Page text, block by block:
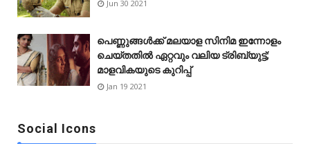
Jun 30 2021
പെണ്ണുങ്ങള്‍ക്ക് മലയാള സിനിമ ഇന്നോളം
ചെയ്‌തതിൽ ഏറ്റവും വലിയ ട്രിബ്യുട്ട്;
മാളവികയുടെ കുറിപ്പ്
Jan 19 2021
Social Icons